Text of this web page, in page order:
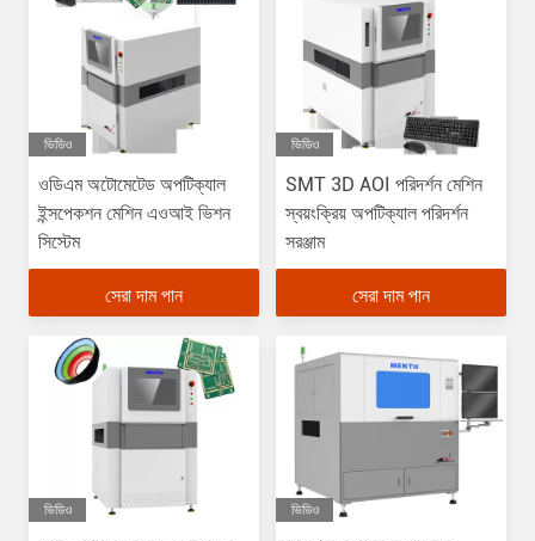
ভিডিও
ওডিএম অটোমেটেড অপটিক্যাল
ইন্সপেকশন মেশিন এওআই ভিশন
সিস্টেম
সেরা দাম পান
ভিডিও
SMT 3D AOI পরিদর্শন মেশিন
স্বয়ংক্রিয় অপটিক্যাল পরিদর্শন
সরঞ্জাম
সেরা দাম পান
ভিডিও ভিডিও